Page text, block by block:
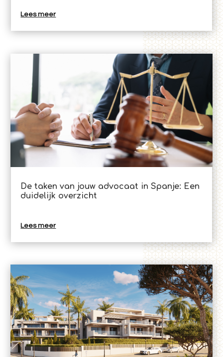
Lees meer
De taken van jouw advocaat in Spanje: Een
duidelijk overzicht
Lees meer